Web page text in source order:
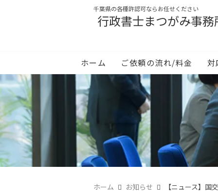
千葉県の各種許認可ならお任せください
行政書士まつがみ事務
ホーム ご依頼の流れ/料金 対
ホーム お知らせ 【ニュース】